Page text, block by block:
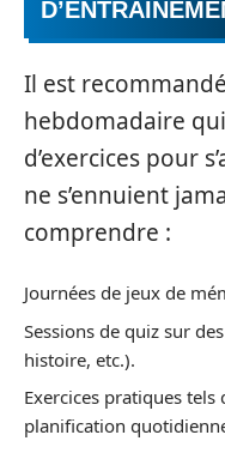
Il est
hebdomadaire
d’exercices pour
ne s’ennuient
comprendre :
Journées de jeux de
Sessions de quiz sur
histoire, etc.).
Exercices pratiques tels
planification